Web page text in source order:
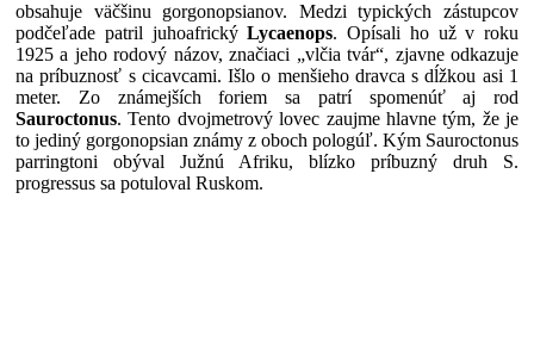
obsahuje väčšinu gorgonopsianov. Medzi typických zástupcov
podčeľade patril juhoafrickýLycaenops. Opísali ho už v roku
1925 a jeho rodový názov, značiaci „vlčia tvár“, zjavne odkazuje
na príbuznosť s cicavcami. Išlo o menšieho dravca s dĺžkou asi 1
meter. Zo známejších foriem sa patrí spomenúť aj rod
Sauroctonus. Tento dvojmetrový lovec zaujme hlavne tým, že je
to jediný gorgonopsian známy z oboch pologúľ. Kým Sauroctonus
parringtoni obýval Južnú Afriku, blízko príbuzný druh S.
progressus sa potuloval Ruskom.